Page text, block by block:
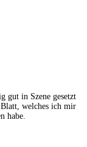
gut in Szene gesetzt
welches ich mir
habe.